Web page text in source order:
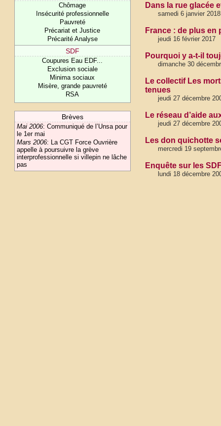
Chômage
Insécurité professionnelle
Pauvreté
Précariat et Justice
Précarité Analyse
SDF
Coupures Eau EDF...
Exclusion sociale
Minima sociaux
Misère, grande pauvreté
RSA
Brèves
Mai 2006:Communiqué de l’Unsa pour
le 1er mai
Mars 2006: La CGT Force Ouvrière
appelle à poursuivre la grève
interprofessionnelle si villepin ne lâche
pas
Dans la rue glacée
samedi 6 janvier
France : de plus en
jeudi 16 février 2017
Pourquoi y a-t-il
dimanche 30
Le collectif Les
tenues
jeudi 27 décembre
Le réseau d’aide
jeudi 27 décembre
Les don quichotte
mercredi 19
Enquête sur les
lundi 18 décembre